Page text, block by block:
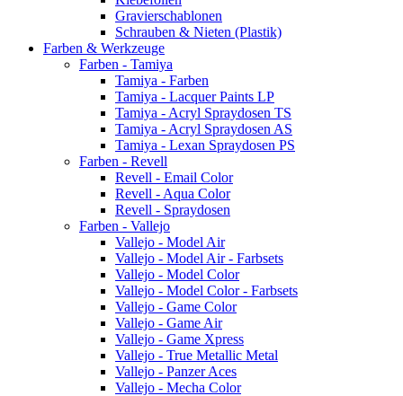
Gravierschablonen
Schrauben & Nieten (Plastik)
Farben & Werkzeuge
Farben - Tamiya
Tamiya - Farben
Tamiya - Lacquer Paints LP
Tamiya - Acryl Spraydosen TS
Tamiya - Acryl Spraydosen AS
Tamiya - Lexan Spraydosen PS
Farben - Revell
Revell - Email Color
Revell - Aqua Color
Revell - Spraydosen
Farben - Vallejo
Vallejo - Model Air
Vallejo - Model Air - Farbsets
Vallejo - Model Color
Vallejo - Model Color - Farbsets
Vallejo - Game Color
Vallejo - Game Air
Vallejo - Game Xpress
Vallejo - True Metallic Metal
Vallejo - Panzer Aces
Vallejo - Mecha Color